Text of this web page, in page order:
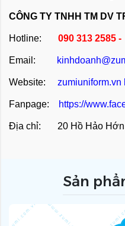
CÔNG TY TNHH TM DV
Hotline: 090 313 2585
Email:
Website: zumiuniform.vn
Fanpage: https://
Địa chỉ: 20 Hồ Hảo Hớn,
Sản